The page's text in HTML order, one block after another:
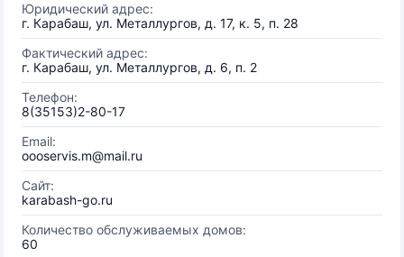
Юридический адрес:
г. Карабаш, ул. Металлургов, д. 17, к. 5, п. 28
Фактический адрес:
г. Карабаш, ул. Металлургов, д. 6, п. 2
Телефон:
8(35153)2-80-17
Email:
oooservis.m@mail.ru
Сайт:
karabash-go.ru
Количество обслуживаемых домов:
60